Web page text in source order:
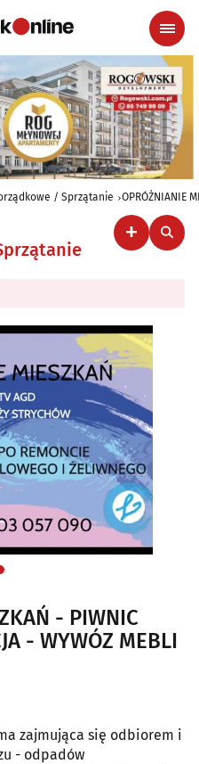
/ Sprzątanie OPRÓŻNIANIE
- PIWNIC
- WYWÓZ MEBLI
zajmująca się odbiorem i
- odpadów